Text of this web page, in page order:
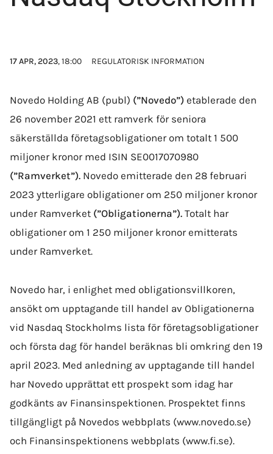
17 APR, 2023, 18:00 REGULATORISK INFORMATION
Novedo Holding AB (publ) (”Novedo”) etablerade den
26 november 2021 ett ramverk för seniora
säkerställda företagsobligationer om totalt 1 500
miljoner kronor med ISIN SE0017070980
(”Ramverket”). Novedo emitterade den 28 februari
2023 ytterligare obligationer om 250 miljoner kronor
under Ramverket (”Obligationerna”). Totalt har
obligationer om 1 250 miljoner kronor emitterats
under Ramverket.
Novedo har, i enlighet med obligationsvillkoren,
ansökt om upptagande till handel av Obligationerna
vid Nasdaq Stockholms lista för företagsobligationer
och första dag för handel beräknas bli omkring den 19
april 2023. Med anledning av upptagande till handel
har Novedo upprättat ett prospekt som idag har
godkänts av Finansinspektionen. Prospektet finns
tillgängligt på Novedos webbplats (www.novedo.se)
och Finansinspektionens webbplats (www.fi.se).